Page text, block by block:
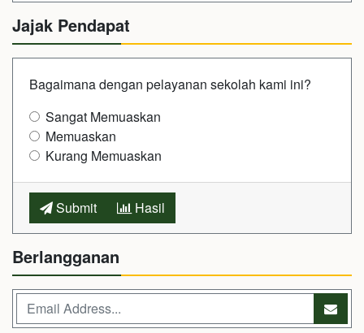
Jajak Pendapat
Bagaimana dengan pelayanan sekolah kami ini?
Sangat Memuaskan
Memuaskan
Kurang Memuaskan
Submit Hasil
Berlangganan